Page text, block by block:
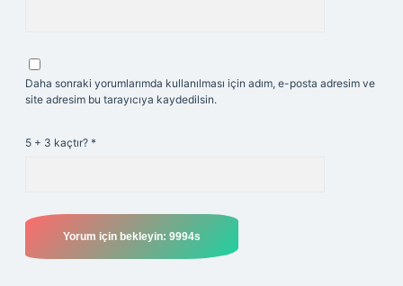
Daha sonraki yorumlarımda kullanılması için adım, e-posta adresim ve
site adresim bu tarayıcıya kaydedilsin.
5 + 3 kaçtır? *